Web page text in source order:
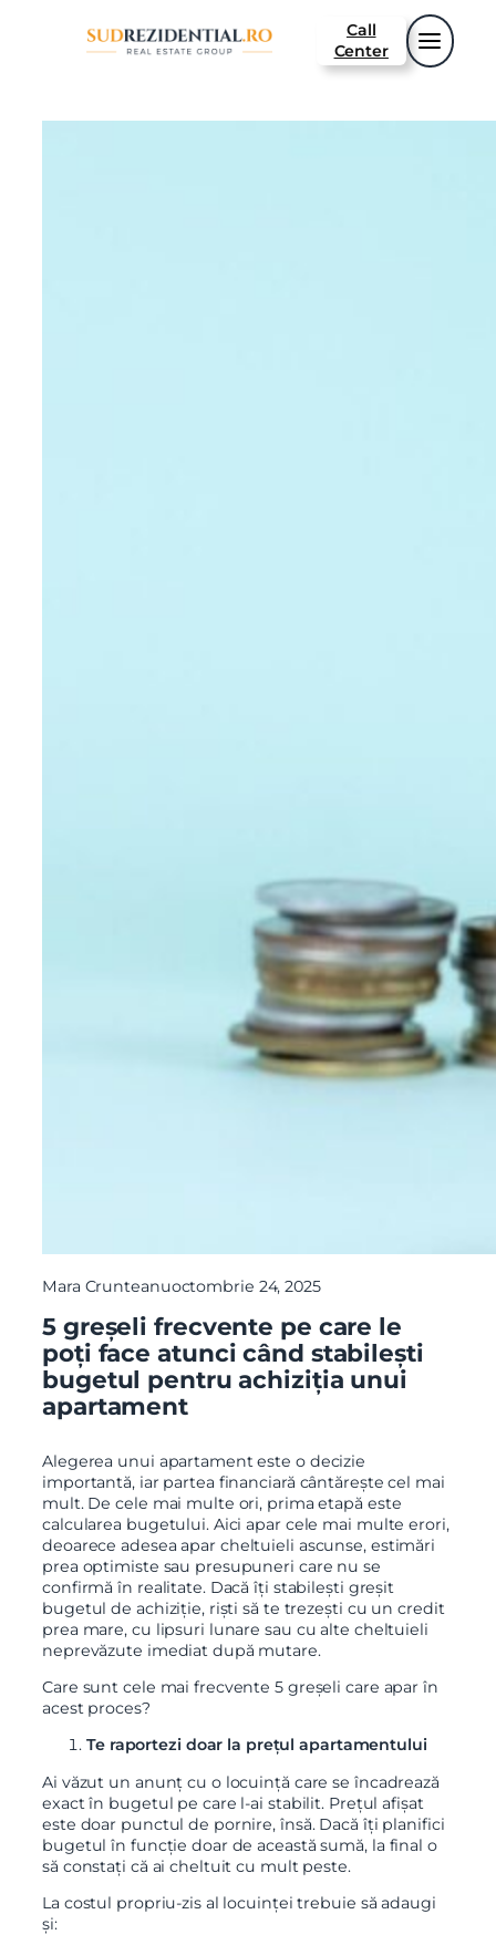
Call
Center
Mara Crunteanuoctombrie 24, 2025
5 greșeli frecvente pe care le
poți face atunci când stabilești
bugetul pentru achiziția unui
apartament
Alegerea unui apartament este o decizie
importantă, iar partea financiară cântărește cel mai
mult. De cele mai multe ori, prima etapă este
calcularea bugetului. Aici apar cele mai multe erori,
deoarece adesea apar cheltuieli ascunse, estimări
prea optimiste sau presupuneri care nu se
confirmă în realitate. Dacă îți stabilești greșit
bugetul de achiziție, riști să te trezești cu un credit
prea mare, cu lipsuri lunare sau cu alte cheltuieli
neprevăzute imediat după mutare.
Care sunt cele mai frecvente 5 greșeli care apar în
acest proces?
Te raportezi doar la prețul apartamentului
Ai văzut un anunț cu o locuință care se încadrează
exact în bugetul pe care l-ai stabilit. Prețul afișat
este doar punctul de pornire, însă. Dacă îți planifici
bugetul în funcție doar de această sumă, la final o
să constați că ai cheltuit cu mult peste.
La costul propriu-zis al locuinței trebuie să adaugi
și: